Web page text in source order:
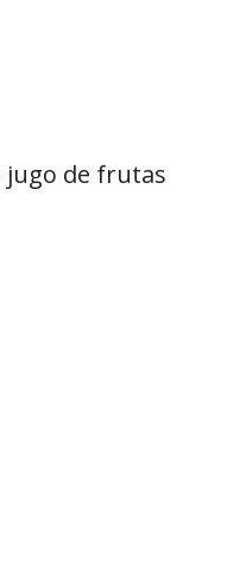
jugo de frutas